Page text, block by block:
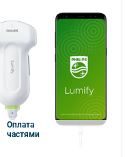
Оплата
частями